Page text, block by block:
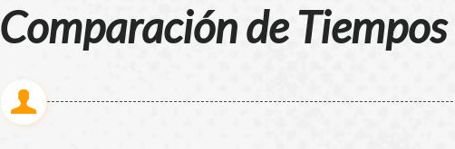
Comparación de Tiempos